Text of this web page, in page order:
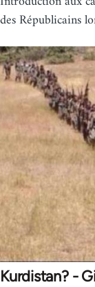
des Républicains
Kurdistan? -